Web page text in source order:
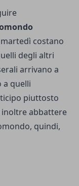
costano
degli altri
arrivano a
a quelli
piuttosto
abbattere
quindi,